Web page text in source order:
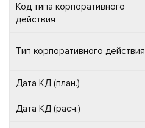
Код типа корпоративного
действия
Тип корпоративного действия
Дата КД (план.)
Дата КД (расч.)